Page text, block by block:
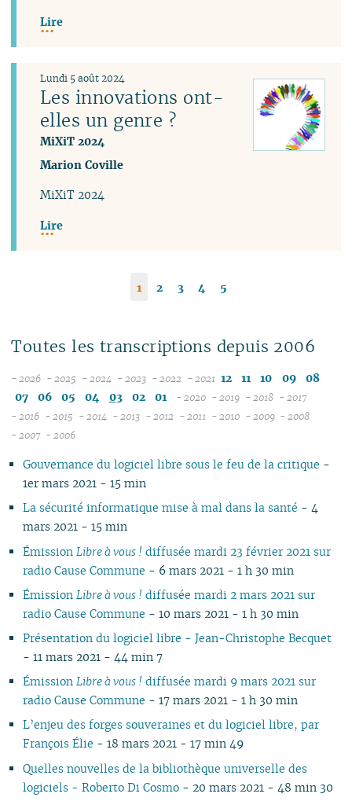
Lire
Les innovations ont-
elles un genre ?
MiXiT 2024
Lundi 5 août 2024
Marion Coville
MiXiT 2024
Lire
1 2 3 4 5
Toutes les transcriptions depuis 2006
- 2026
08
04
03
02
01
- 2025
12
08
07
06
05
03
02
01
- 2024
12
08
07
06
05
03
02
01
- 2023
12
08
06
03
02
01
- 2022
08
06
03
02
01
- 2021 12 11 10 09
08
07
06 05 04 03 02 01 - 2020
09
07
04
03
02
01
- 2019
09
07
04
03
02
01
- 2018
09
07
04
03
02
01
- 2017
09
07
04
02
- 2016
10
09
08
07
05
04
03
02
01
- 2015
10
09
08
07
05
04
03
02
- 2014
10
09
08
07
04
03
02
- 2013
09
08
04
- 2012
09
07
03
01
- 2011
10
08
05
04
03
- 2010
10
08
05
04
03
02
01
- 2009 - 2008
10
01
- 2007 - 2006
Gouvernance du logiciel libre sous le feu de la critique -
1er mars 2021 - 15 min
La sécurité informatique mise à mal dans la santé - 4
mars 2021 - 15 min
Émission Libre à vous ! diffusée mardi 23 février 2021 sur
radio Cause Commune - 6 mars 2021 - 1 h 30 min
Émission Libre à vous ! diffusée mardi 2 mars 2021 sur
radio Cause Commune - 10 mars 2021 - 1 h 30 min
Présentation du logiciel libre - Jean-Christophe Becquet
- 11 mars 2021 - 44 min 7
Émission Libre à vous ! diffusée mardi 9 mars 2021 sur
radio Cause Commune - 17 mars 2021 - 1 h 30 min
L’enjeu des forges souveraines et du logiciel libre, par
François Élie - 18 mars 2021 - 17 min 49
Quelles nouvelles de la bibliothèque universelle des
logiciels - Roberto Di Cosmo- 20 mars 2021 - 48 min 30